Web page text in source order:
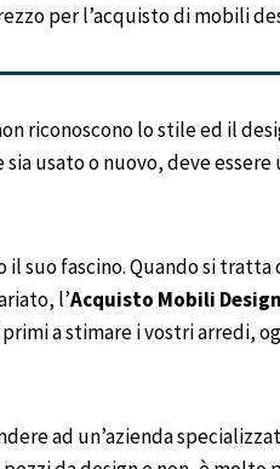
per l’acquisto di mobili
riconoscono lo stile ed il
usato o nuovo, deve
suo fascino. Quando si tratta
l’Acquisto Mobili Design
a stimare i vostri arredi,
ad un’azienda